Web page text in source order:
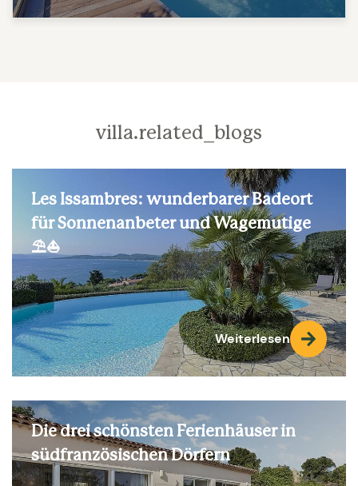
villa.related_blogs
Les Issambres: wunderbarer Badeort
für Sonnenanbeter und Wagemutige
⛱️⛵
Weiterlesen
Die drei schönsten Ferienhäuser in
südfranzösischen Dörfern